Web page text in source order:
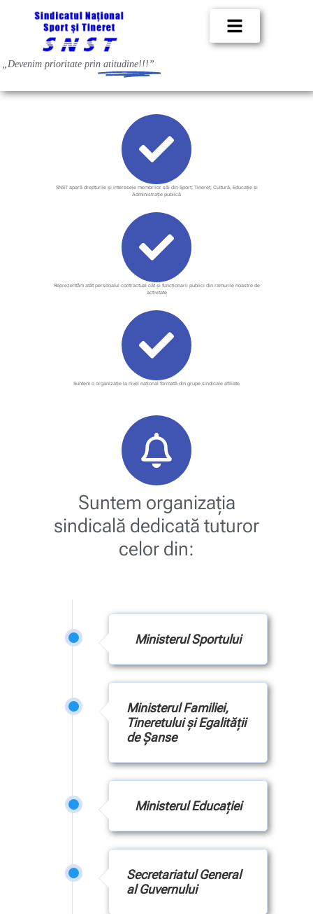
„Devenim prioritate prin atitudine!!!”
SNST apară drepturile și interesele membrilor săi din Sport, Tineret, Cultură, Educație și
Administrație publică
Reprezentăm atât personalul contractual cât şi funcţionarii publici din ramurile noastre de
activitate
Suntem o organizație la nivel național formată din grupe sindicale afiliate
Suntem organizaţia
sindicală dedicată tuturor
celor din:
Ministerul Sportului
Ministerul Familiei,
Tineretului și Egalității
de Șanse
Ministerul Educației
Secretariatul General
al Guvernului